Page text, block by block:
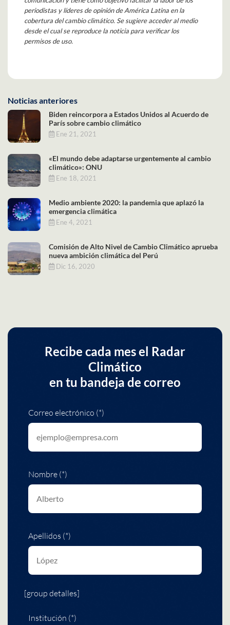
periodistas y líderes de opinión de América Latina en la
cobertura del cambio climático. Se sugiere acceder al medio
desde el cual se reproduce la noticia para verificar los
permisos de uso.
Noticias anteriores
Biden reincorpora a Estados Unidos al Acuerdo de
París sobre cambio climático
Ene 21, 2021
«El mundo debe adaptarse urgentemente al cambio
climático»: ONU
Ene 18, 2021
Medio ambiente 2020: la pandemia que aplazó la
emergencia climática
Ene 4, 2021
Comisión de Alto Nivel de Cambio Climático aprueba
nueva ambición climática del Perú
Dic 16, 2020
Recibe cada mes el Radar
Climático
en tu bandeja de correo
Correo electrónico (*)
Nombre (*)
Apellidos (*)
[group detalles]
Institución (*)